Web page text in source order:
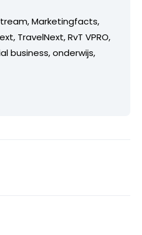
Marketingfacts,
TravelNext, RvT VPRO,
business, onderwijs,